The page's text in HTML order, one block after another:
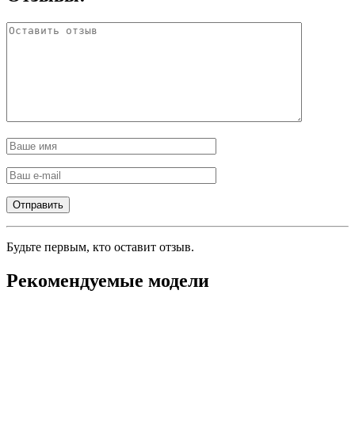
Будьте первым, кто оставит отзыв.
Рекомендуемые модели